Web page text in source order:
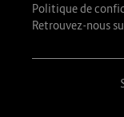
Politique de
Retrouvez-nous